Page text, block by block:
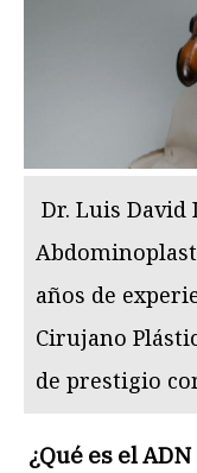
Dr. Luis David
años de
Cirujano
de prestigio
¿Qué es el